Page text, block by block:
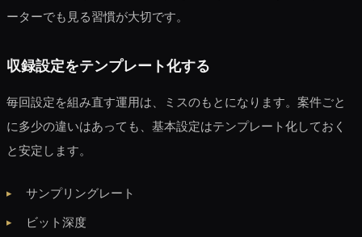
ーターでも見る習慣が大切です。
収録設定をテンプレート化する
毎回設定を組み直す運用は、ミスのもとになります。案件ごと
に多少の違いはあっても、基本設定はテンプレート化しておく
と安定します。
サンプリングレート
ビット深度